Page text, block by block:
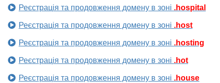
Реєстрація та продовження домену в зоні .hospital
Реєстрація та продовження домену в зоні .host
Реєстрація та продовження домену в зоні .hosting
Реєстрація та продовження домену в зоні .hot
Реєстрація та продовження домену в зоні .house